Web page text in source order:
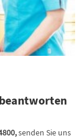
beantworten
senden Sie uns